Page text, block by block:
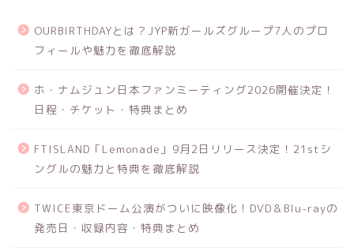
OURBIRTHDAYとは？JYP新ガールズグループ7人のプロ
フィールや魅力を徹底解説
ホ・ナムジュン日本ファンミーティング2026開催決定！
日程・チケット・特典まとめ
FTISLAND「Lemonade」9月2日リリース決定！21stシ
ングルの魅力と特典を徹底解説
TWICE東京ドーム公演がついに映像化！DVD＆Blu-rayの
発売日・収録内容・特典まとめ